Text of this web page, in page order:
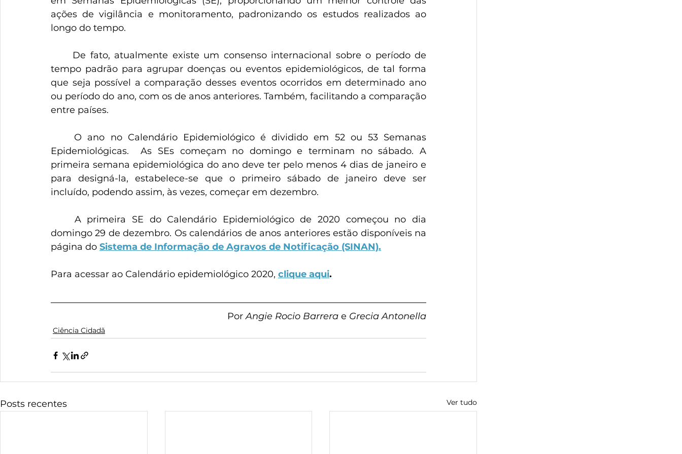
ações de vigilância e monitoramento, padronizando os estudos realizados ao
longo do tempo.
tempo padrão para agrupar doenças ou eventos epidemiológicos, de tal forma
que seja possível a comparação desses eventos ocorridos em determinado ano
ou período do ano, com os de anos anteriores. Também, facilitando a comparação
entre países.
Epidemiológicas.  As SEs começam no domingo e terminam no sábado. A
primeira semana epidemiológica do ano deve ter pelo menos 4 dias de janeiro e
para designá-la, estabelece-se que o primeiro sábado de janeiro deve ser
incluído, podendo assim, às vezes, começar em dezembro.
domingo 29 de dezembro. Os calendários de anos anteriores estão disponíveis na
página do Sistema de Informação de Agravos de Notificação (SINAN).
Para acessar ao Calendário epidemiológico 2020, clique aqui.
Por Angie Rocio Barrera e Grecia Antonella
Ciência Cidadã
Posts recentes Ver tudo